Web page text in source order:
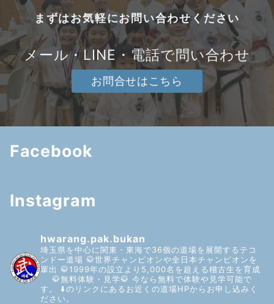
まずはお気軽にお問い合わせください
メール・LINE・電話で問い合わせ
お問合せはこちら
Facebook
Instagram
hwarang.pak.bukan
埼玉県を中心に関東・東海で36個の道場を展開するテコ
ンドー道場 🥋世界チャンピオンや全日本チャンピオンを
輩出 🥋1999年の設立より5,000名を超える稽古生を育成
🥋無料体験・見学🥋 今なら無料で体験や見学可能で
す。
⬇️のリンクにあるお近くの道場HPからお申し込みく
ださい。